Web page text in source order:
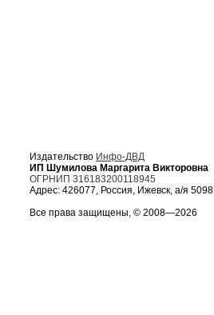
Издательство Инфо-ДВД
ИП Шумилова Маргарита Викторовна
ОГРНИП 316183200118945
Адрес: 426077, Россия, Ижевск, а/я 5098
Все права защищены, © 2008—2026